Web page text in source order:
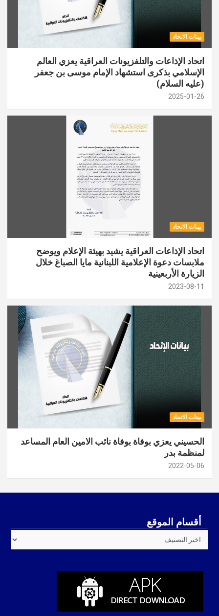
بينات الاتحاد
اتحاد الإذاعات والتلفزيونات العراقية يعزي العالم
الإسلامي بذكرى استشهاد الإمام موسى بن جعفر
(عليه السلام)
2025-01-26
بينات الاتحاد
اتحاد الإذاعات العراقية يشيد بهيئة الإعلام ويوضح
ملابسات دعوة الإعلامية اللبنانية مايا الصباغ خلال
الزيارة الأربعينية
2023-08-11
بينات الاتحاد
الحسيني يعزي بوفاة بوفاة نائب الامين العام المساعد
لمنظمة بدر
2022-05-06
أقسام الموقع
الموقع